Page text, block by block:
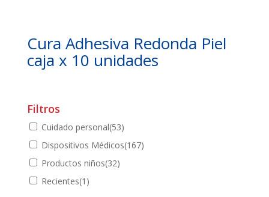
Cura Adhesiva Redonda Piel
caja x 10 unidades
Filtros
Cuidado personal(53)
Dispositivos Médicos(167)
Productos niños(32)
Recientes(1)